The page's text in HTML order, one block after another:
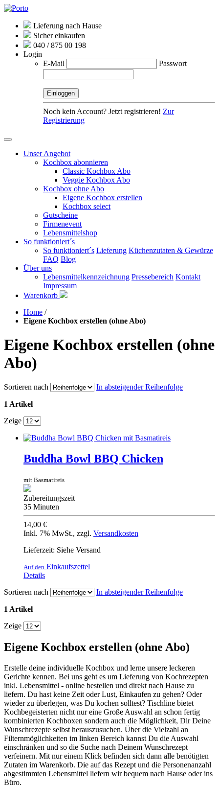
Lieferung nach Hause
Sicher einkaufen
040 / 875 00 198
Login
E-Mail
Passwort
Noch kein Account? Jetzt registrieren! Zur
Registrierung
Unser Angebot
Kochbox abonnieren
Classic Kochbox Abo
Veggie Kochbox Abo
Kochbox ohne Abo
Eigene Kochbox erstellen
Kochbox select
Gutscheine
Firmenevent
Lebensmittelshop
So funktioniert´s
So funktioniert´s Lieferung Küchenzutaten & Gewürze
FAQ Blog
Über uns
Lebensmittelkennzeichnung Pressebereich Kontakt
Impressum
Warenkorb
Home /
Eigene Kochbox erstellen (ohne Abo)
Eigene Kochbox erstellen (ohne
Abo)
Sortieren nach In absteigender Reihenfolge
1 Artikel
Zeige
Buddha Bowl BBQ Chicken
mit Basmatireis
Zubereitungszeit
35 Minuten
14,00 €
Inkl. 7% MwSt., zzgl. Versandkosten
Lieferzeit: Siehe Versand
Auf den Einkaufszettel
Details
Sortieren nach
In absteigender Reihenfolge
1 Artikel
Zeige
Eigene Kochbox erstellen (ohne Abo)
Erstelle deine individuelle Kochbox und lerne unsere leckeren
Gerichte kennen. Bei uns geht es um Lieferung von Kochrezepten
inkl. Lebensmittel - online bestellen und direkt nach Hause zu
liefern. Du hast keine Zeit oder Lust, Einkaufen zu gehen? Oder
wieder zu überlegen, was Du kochen solltest? Tischline bietet
Kochbegeisterten nicht nur eine Große Auswahl an schon fertig
kombinierten Kochboxen sondern auch die Möglichkeit, Dir Deine
Wunschrezepte selbst herauszusuchen. Über die Vielzahl an
Filternmöglichkeiten im linken Bereich kannst Du die Auswahl
einschränken und so die Suche nach Deinem Wunschrezept
verfeinern. Mit nur einem Klick befinden sich dann alle benötigten
Zutaten im Warenkorb. Die auf das Rezept und die Personenanzahl
abgestimmten Lebensmittel liefern wir bequem nach Hause oder ins
Büro.